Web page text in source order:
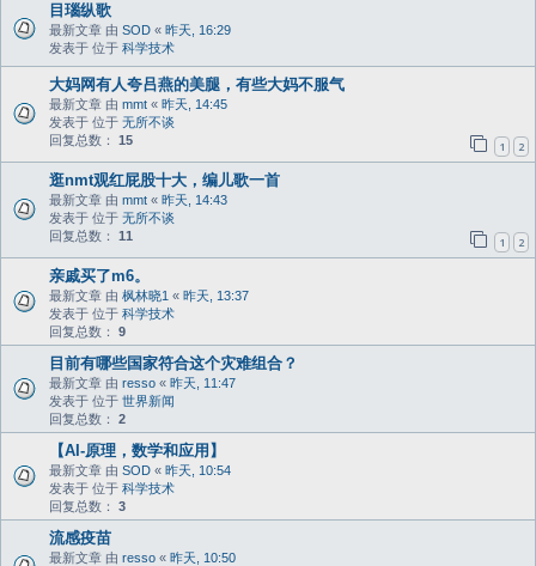
目瑙纵歌
最新文章 由 SOD « 昨天, 16:29
发表于 位于 科学技术
大妈网有人夸吕燕的美腿，有些大妈不服气
最新文章 由 mmt « 昨天, 14:45
发表于 位于 无所不谈
回复总数： 15 1 2
逛nmt观红屁股十大，编儿歌一首
最新文章 由 mmt « 昨天, 14:43
发表于 位于 无所不谈
回复总数： 11 1 2
亲戚买了m6。
最新文章 由 枫林晓1 « 昨天, 13:37
发表于 位于 科学技术
回复总数： 9
目前有哪些国家符合这个灾难组合？
最新文章 由 resso « 昨天, 11:47
发表于 位于 世界新闻
回复总数： 2
【AI-原理，数学和应用】
最新文章 由 SOD « 昨天, 10:54
发表于 位于 科学技术
回复总数： 3
流感疫苗
最新文章 由 resso « 昨天, 10:50